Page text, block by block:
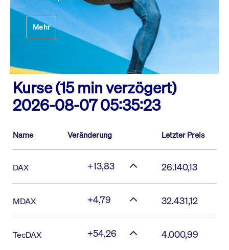
Mehr
Kurse (15 min verzögert)
2026-08-07 05:35:23
Name Veränderung Letzter Preis
DAX +13,83 26.140,13
MDAX +4,79 32.431,12
TecDAX +54,26 4.000,99